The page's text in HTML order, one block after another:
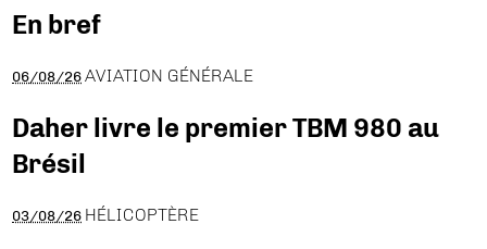
En bref
06/08/26 AVIATION GÉNÉRALE
Daher livre le premier TBM 980 au
Brésil
03/08/26 HÉLICOPTÈRE